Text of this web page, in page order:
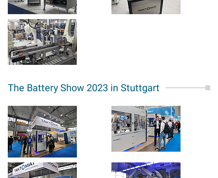
The Battery Show 2023 in Stuttgart